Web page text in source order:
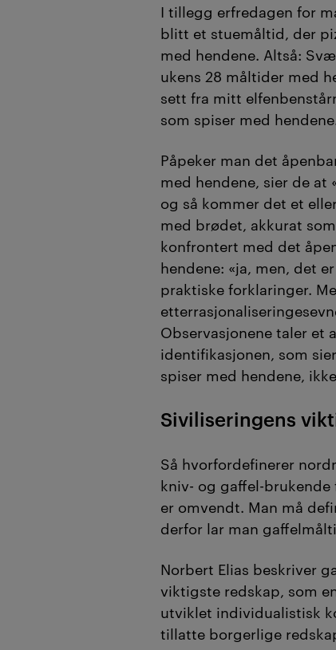
I tillegg erfredagen for
blitt et stuemåltid, der
med hendene. Altså:
ukens 28 måltider med
sett fra mitt
som spiser med
Påpeker man det
med hendene, sier de at
og så kommer det et
med brødet, akkurat
konfrontert med det
hendene: «ja, men, det
praktiske forklaringer.
Observasjonene taler et
identifikasjonen, som
spiser med hendene,
Siviliseringens
Så hvorfordefinerer
kniv- og gaffel-brukende
er omvendt. Man må
derfor lar man
Norbert Elias beskriver
viktigste redskap, som
utviklet individualistisk
tillatte borgerlige